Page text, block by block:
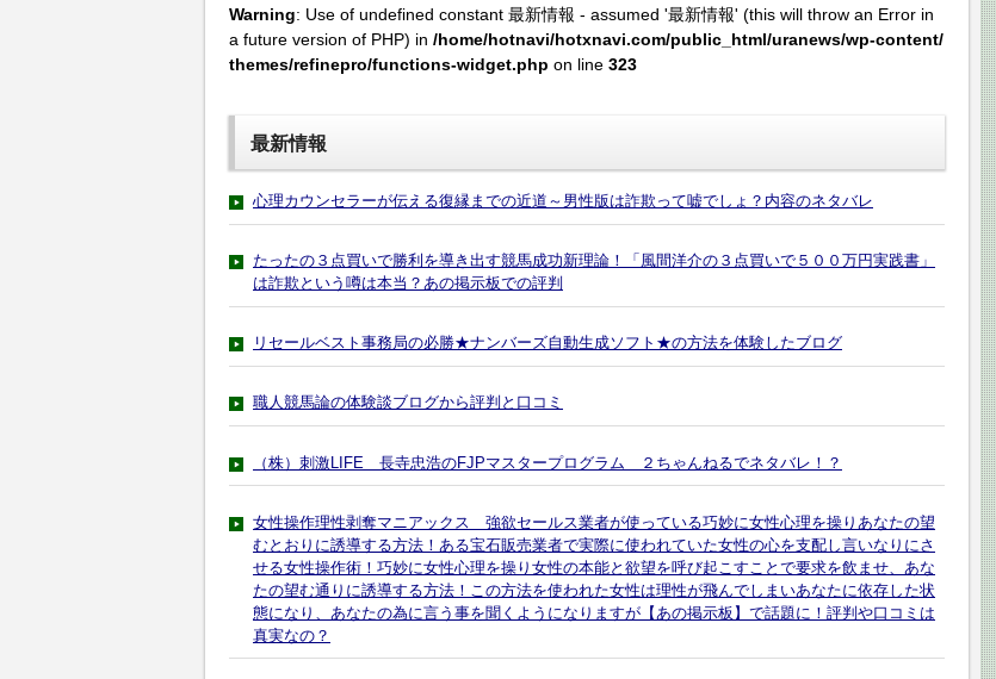
Warning: Use of undefined constant 最新情報 - assumed '最新情報' (this will throw an Error in
a future version of PHP) in /home/hotnavi/hotxnavi.com/public_html/uranews/wp-content/
themes/refinepro/functions-widget.php on line 323
最新情報
心理カウンセラーが伝える復縁までの近道～男性版は詐欺って嘘でしょ？内容のネタバレ
たったの３点買いで勝利を導き出す競馬成功新理論！「風間洋介の３点買いで５００万円実践書」
は詐欺という噂は本当？あの掲示板での評判
リセールベスト事務局の必勝★ナンバーズ自動生成ソフト★の方法を体験したブログ
職人競馬論の体験談ブログから評判と口コミ
（株）刺激LIFE 長寺忠浩のFJPマスタープログラム ２ちゃんねるでネタバレ！？
女性操作理性剥奪マニアックス 強欲セールス業者が使っている巧妙に女性心理を操りあなたの望
むとおりに誘導する方法！ある宝石販売業者で実際に使われていた女性の心を支配し言いなりにさ
せる女性操作術！巧妙に女性心理を操り女性の本能と欲望を呼び起こすことで要求を飲ませ、あな
たの望む通りに誘導する方法！この方法を使われた女性は理性が飛んでしまいあなたに依存した状
態になり、あなたの為に言う事を聞くようになりますが【あの掲示板】で話題に！評判や口コミは
真実なの？